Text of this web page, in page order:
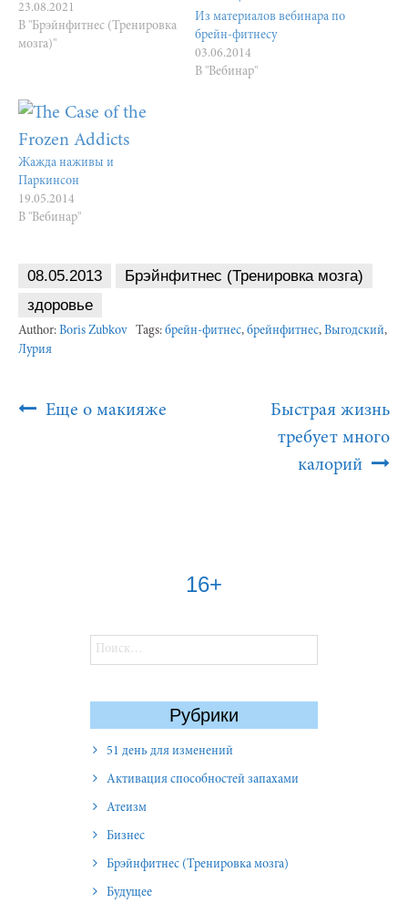
23.08.2021
В "Брэйнфитнес (Тренировка
мозга)"
Из материалов вебинара по
брейн-фитнесу
03.06.2014
В "Вебинар"
Жажда наживы и
Паркинсон
19.05.2014
В "Вебинар"
08.05.2013
Брэйнфитнес (Тренировка мозга)
здоровье
Author: Boris Zubkov Tags: брейн-фитнес, брейнфитнес, Выгодский,
Лурия
PostЕще о макияже
Быстрая жизнь
требует много
калорий
16+
Найти:
Рубрики
51 день для изменений
Активация способностей запахами
Атеизм
Бизнес
Брэйнфитнес (Тренировка мозга)
Будущее